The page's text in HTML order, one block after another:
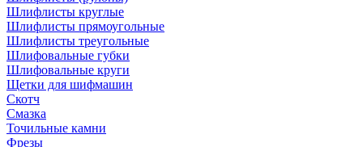
Шлифлисты круглые
Шлифлисты прямоугольные
Шлифлисты треугольные
Шлифовальные губки
Шлифовальные круги
Щетки для шифмашин
Скотч
Смазка
Точильные камни
Фрезы